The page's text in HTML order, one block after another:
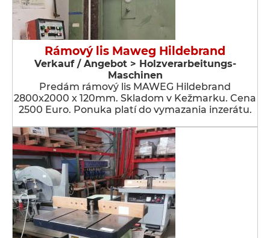
Rámový lis Maweg Hildebrand
Verkauf / Angebot > Holzverarbeitungs-
Maschinen
Predám rámový lis MAWEG Hildebrand
2800x2000 x 120mm. Skladom v Kežmarku. Cena
2500 Euro. Ponuka platí do vymazania inzerátu.